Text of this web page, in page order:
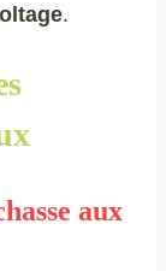
.
aux